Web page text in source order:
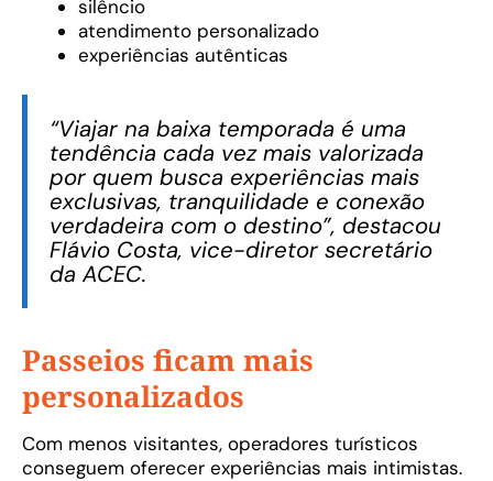
silêncio
atendimento personalizado
experiências autênticas
“Viajar na baixa temporada é uma
tendência cada vez mais valorizada
por quem busca experiências mais
exclusivas, tranquilidade e conexão
verdadeira com o destino”, destacou
Flávio Costa, vice-diretor secretário
da ACEC.
Passeios ficam mais
personalizados
Com menos visitantes, operadores turísticos
conseguem oferecer experiências mais intimistas.